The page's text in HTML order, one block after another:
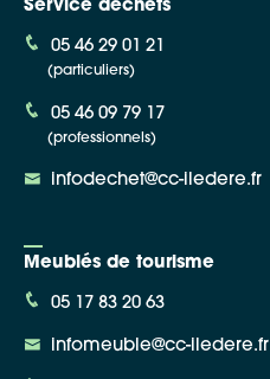
Service déchets
05 46 29 01 21
(particuliers)
05 46 09 79 17
(professionnels)
infodechet@cc-iledere.fr
Meublés de tourisme
05 17 83 20 63
infomeuble@cc-iledere.fr